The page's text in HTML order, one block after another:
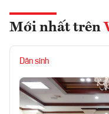
Mới nhất trên
Dân sinh